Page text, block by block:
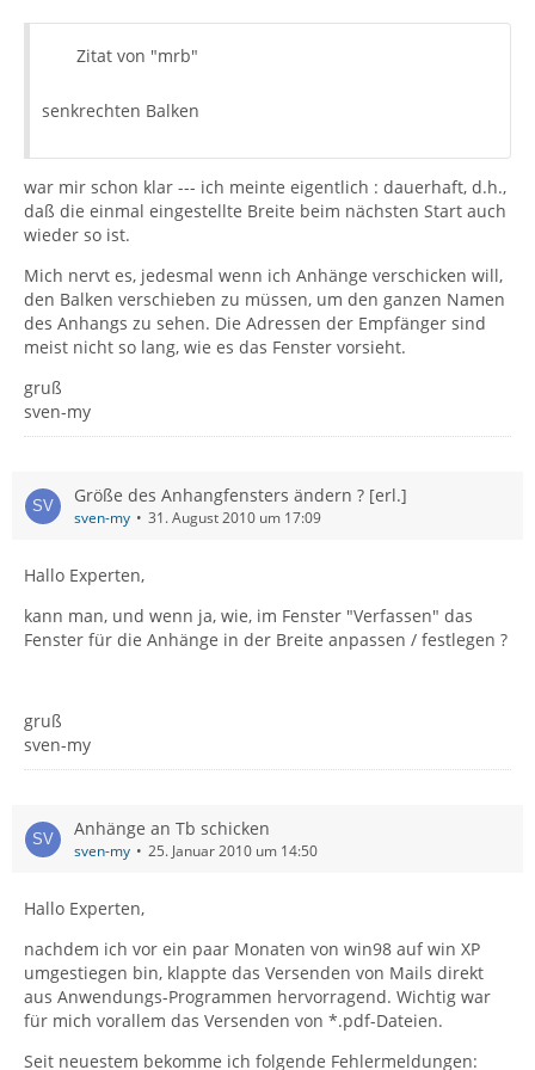
Zitat von "mrb"
senkrechten Balken
war mir schon klar --- ich meinte eigentlich : dauerhaft, d.h.,
daß die einmal eingestellte Breite beim nächsten Start auch
wieder so ist.
Mich nervt es, jedesmal wenn ich Anhänge verschicken will,
den Balken verschieben zu müssen, um den ganzen Namen
des Anhangs zu sehen. Die Adressen der Empfänger sind
meist nicht so lang, wie es das Fenster vorsieht.
gruß
sven-my
Größe des Anhangfensters ändern ? [erl.]
sven-my 31. August 2010 um 17:09
Hallo Experten,
kann man, und wenn ja, wie, im Fenster "Verfassen" das
Fenster für die Anhänge in der Breite anpassen / festlegen ?
gruß
sven-my
Anhänge an Tb schicken
sven-my 25. Januar 2010 um 14:50
Hallo Experten,
nachdem ich vor ein paar Monaten von win98 auf win XP
umgestiegen bin, klappte das Versenden von Mails direkt
aus Anwendungs-Programmen hervorragend. Wichtig war
für mich vorallem das Versenden von *.pdf-Dateien.
Seit neuestem bekomme ich folgende Fehlermeldungen: